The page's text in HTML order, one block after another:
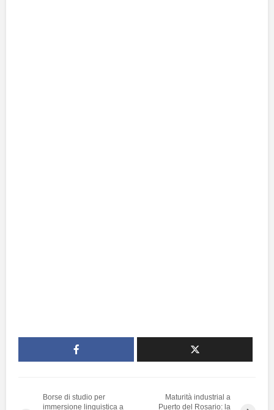
Borse di studio per
immersione linguistica a
Maturità industrial a
Puerto del Rosario: la